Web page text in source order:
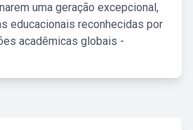
uma geração excepcional,
educacionais reconhecidas por
acadêmicas globais -